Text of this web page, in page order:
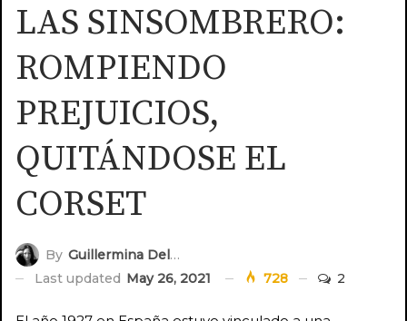
LAS SINSOMBRERO:
ROMPIENDO
PREJUICIOS,
QUITÁNDOSE EL
CORSET
By Guillermina Delupi
Last updated May 26, 2021 728 2